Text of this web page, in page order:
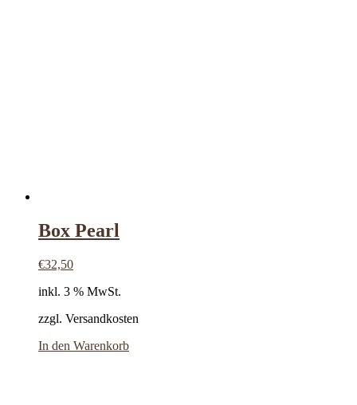
Box Pearl
€32,50
inkl. 3 % MwSt.
zzgl. Versandkosten
In den Warenkorb